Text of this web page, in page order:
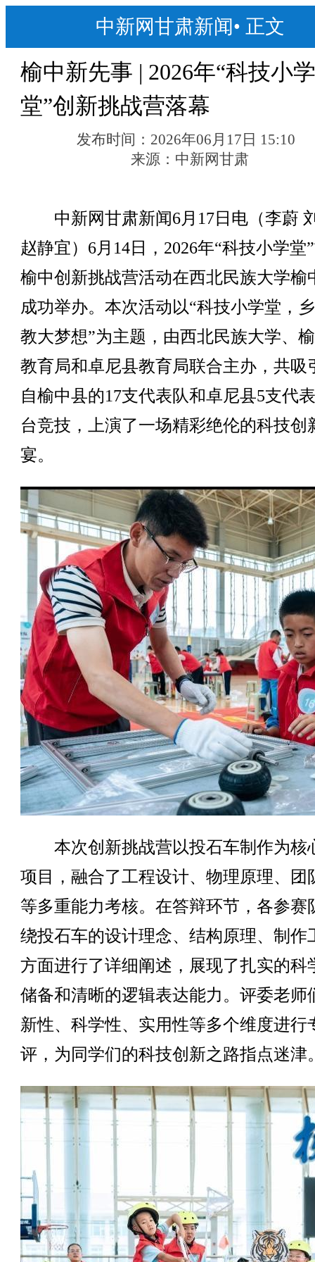
中新网甘肃新闻• 正文
榆中新先事 | 2026年“科技小学
堂”创新挑战营落幕
发布时间： 2026年06月17日 15:10
来源： 中新网甘肃
中新网甘肃新闻6月17日电（李蔚
赵静宜）6月14日，2026年“科技小学堂
榆中创新挑战营活动在西北民族大学榆
成功举办。本次活动以“科技小学堂，
教大梦想”为主题，由西北民族大学、
教育局和卓尼县教育局联合主办，共吸
自榆中县的17支代表队和卓尼县5支代
台竞技，上演了一场精彩绝伦的科技创
宴。
本次创新挑战营以投石车制作为核
项目，融合了工程设计、物理原理、团
等多重能力考核。在答辩环节，各参赛
绕投石车的设计理念、结构原理、制作
方面进行了详细阐述，展现了扎实的科
储备和清晰的逻辑表达能力。评委老师
新性、科学性、实用性等多个维度进行
评，为同学们的科技创新之路指点迷津